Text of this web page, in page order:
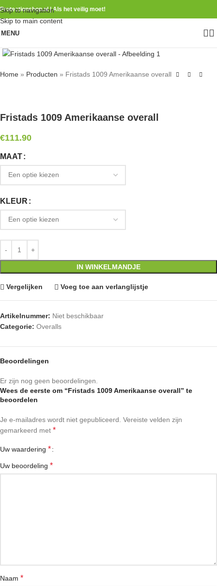
Skip to navigation
Skip to main content
Protectionshop.nl | Als het veilig moet!
MENU
Home » Producten » Fristads 1009 Amerikaanse overall
Fristads 1009 Amerikaanse overall
€111.90
MAAT
KLEUR
IN WINKELMANDJE
Vergelijken Voeg toe aan verlanglijstje
Artikelnummer: Niet beschikbaar
Categorie: Overalls
Beoordelingen
Er zijn nog geen beoordelingen.
Wees de eerste om “Fristads 1009 Amerikaanse overall” te
beoordelen
Je e-mailadres wordt niet gepubliceerd. Vereiste velden zijn
gemarkeerd met *
Uw waardering *
Uw beoordeling *
Naam *